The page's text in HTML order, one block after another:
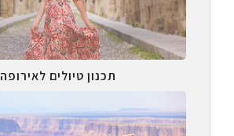
תכנון טיולים לאירופה